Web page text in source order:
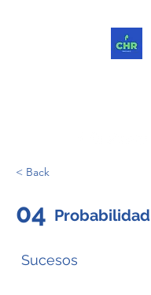
< Back
04 Probabilidad
Sucesos